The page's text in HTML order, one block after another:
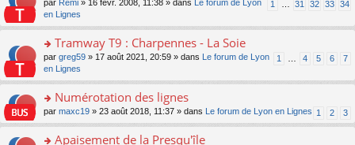
e
nt
u
c
e
nt
o
n
lu
le
u
c
e
nt
a
n
o
n
lu
le
u
ré
le
m
e
s
s
a
n
o
n
lu
o
n
s
er
le
m
e
s
s
1 31 32 33 34
par Rémi » 16 févr. 2008, 11:38 » dans
Le forum de Lyon
en Lignes
o
n
s
er
le
m
e
Tramway T9 : Charpennes - La Soie
1 4 5 6 7
par greg59 » 17 août 2021, 20:59 » dans
Le forum de Lyon
en Lignes
o
n
Numérotation des lignes
1 2 3
par maxc19 » 23 août 2018, 11:37 » dans Le forum de Lyon en Lignes
Apaisement de la Presqu'île